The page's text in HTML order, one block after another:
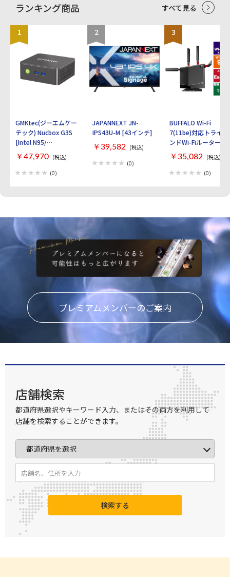
います。 ケーブル：有線 インターフェイ
ーボード：○ テンキー：あり キーレイア
ウト：英語 キースイッチ：メカニカル 軸
の種類：緑軸 キー刻印：アルファベット
のみ刻印 ロールオーバー：Nキーロールオ
ーバー アンチゴースト機能：○ 角度調整
機能：○ ホットキー：○ バックライト搭
載：○ サイズ：450.7x42.1x154.8 mm 重
量：1038.2 g
ス：USB 対応OS：Windows ゲーミングキ
ーボード：○ テンキー：あり キーレイア
ロールオーバー：Nキーロールオーバー ア
ンチゴースト機能：○ 軸の種類：緑軸 キ
ー刻印：アルファベットのみ刻印 角度調
整機能：○ ホットキー：○ バックライト
搭載：○ サイズ：450.7x42.1x154.8 mm
重量：1038.2 g
ランキング商品 すべて見る
1
GMKtec(ジーエムケー
テック) Nucbox G3S
[Intel N95/
RAM:16GB/
SSD:512GB/ Windows
11 Pro]
￥47,970 (税込)
(0)
2
JAPANNEXT JN-
IPS43U-M [43インチ]
￥39,582 (税込)
(0)
3
BUFFALO Wi-Fi
7(11be)対応トライバ
ンドWi-Fiルーター
AirStation
WXR9300BE6P [ブラ
ック]
￥35,082 (税込)
(0)
プレミアムメンバーのご案内
店舗検索
都道府県選択やキーワード入力、またはその両方を利用して
店舗を検索することができます。
検索する